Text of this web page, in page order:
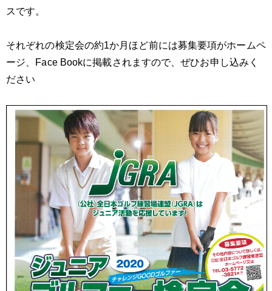
スです。
それぞれの検定会の約1か月ほど前には募集要項がホームペ
ージ、Face Bookに掲載されますので、ぜひお申し込みく
ださい